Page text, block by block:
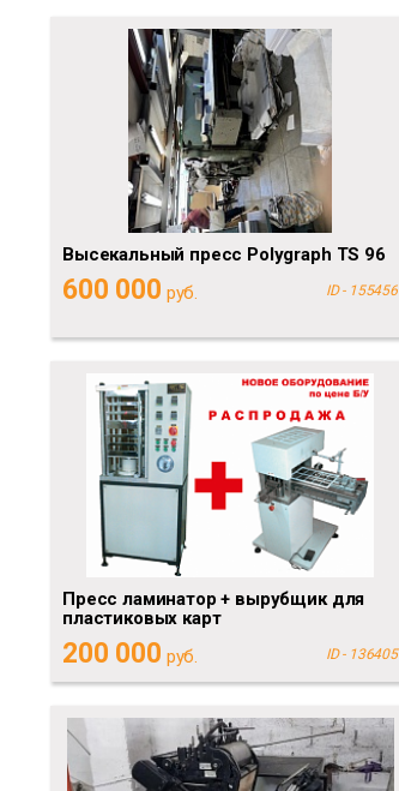
Высекальный пресс Polygraph TS 96
600 000 руб. ID - 155456
Пресс ламинатор + вырубщик для
пластиковых карт
200 000 руб. ID - 136405